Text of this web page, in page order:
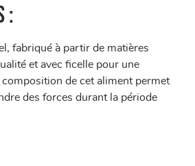
:
fabriqué à partir de matières
et avec ficelle pour une
de cet aliment permet
des forces durant la période